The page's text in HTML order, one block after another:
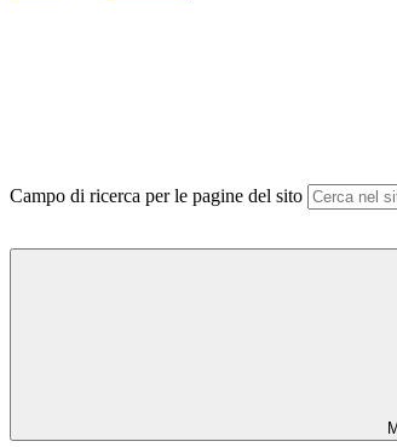
Campo di ricerca per le pagine del sito